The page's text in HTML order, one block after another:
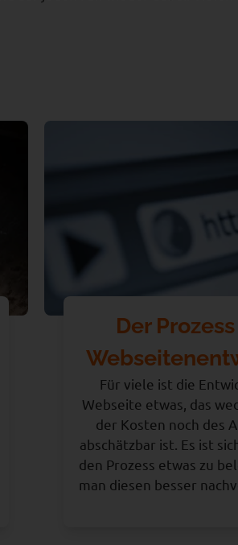
Der
Für viele ist die
Webseite etwas, das
der Kosten noch des
abschätzbar ist. Es ist
den Prozess etwas zu
man diesen besser